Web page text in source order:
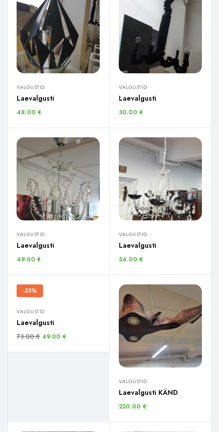
VALGUSTID
Laevalgusti
48.00 €
VALGUSTID
Laevalgusti
30.00 €
VALGUSTID
Laevalgusti
49.00 €
VALGUSTID
Laevalgusti
54.00 €
-33%
VALGUSTID
Laevalgusti
73.00€ 49.00 €
VALGUSTID
Laevalgusti KÄND
220.00 €